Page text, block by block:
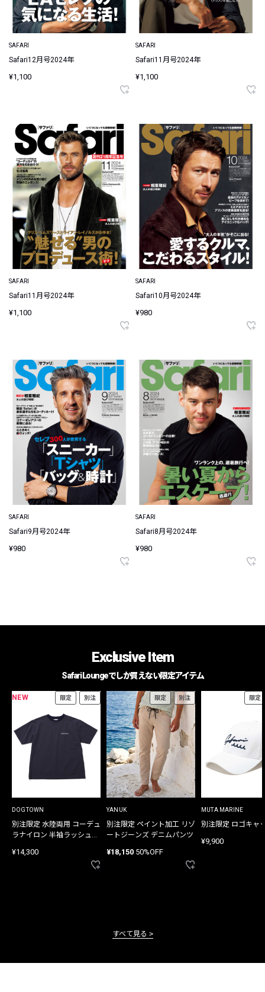
SAFARI
Safari12月号2024年
¥1,100
SAFARI
Safari11月号2024年
¥1,100
SAFARI
Safari11月号2024年
¥1,100
SAFARI
Safari10月号2024年
¥980
SAFARI
Safari9月号2024年
¥980
SAFARI
Safari8月号2024年
¥980
Exclusive Item
Safari Loungeでしか買えない限定アイテム
NEW 限定 別注
DOGTOWN
別注限定 水陸両用 コーデュ
ラナイロン 半袖ラッシュガ
¥14,300
限定 別注
YANUK
別注限定 ペイント加工 リゾ
ートジーンズ デニムパンツ
¥18,150 50%OFF
限定
MUTA MARINE
別注限定 ロゴキャ
¥9,900
すべて見る